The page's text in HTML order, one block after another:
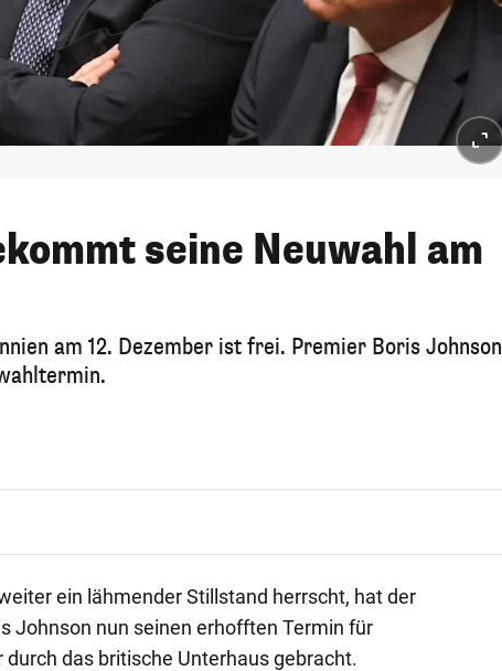
seine Neuwahl am
am 12. Dezember ist frei. Premier Boris Johnson
ein lähmender Stillstand herrscht, hat der
Johnson nun seinen erhofften Termin für
das britische Unterhaus gebracht.